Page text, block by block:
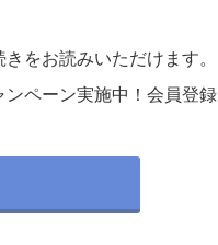
をお読みいただけます。
ペーン実施中！会員登録